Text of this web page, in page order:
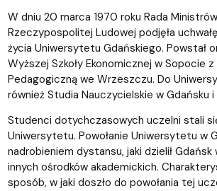
W dniu 20 marca 1970 roku Rada
Rzeczypospolitej Ludowej podjęła
życia Uniwersytetu Gdańskiego. Powstał
Wyższej Szkoły Ekonomicznej w Sopocie z
Pedagogiczną we Wrzeszczu. Do
również Studia Nauczycielskie w Gdańsku i
Studenci dotychczasowych uczelni stali
Uniwersytetu. Powołanie Uniwersytetu w
nadrobieniem dystansu, jaki dzielił
innych ośrodków akademickich.
sposób, w jaki doszło do powołania tej